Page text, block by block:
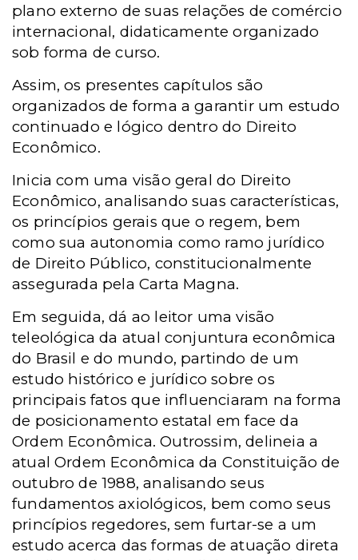
plano externo de suas relações de comércio
internacional, didaticamente organizado
sob forma de curso.
Assim, os presentes capítulos são
organizados de forma a garantir um estudo
continuado e lógico dentro do Direito
Econômico.
Inicia com uma visão geral do Direito
Econômico, analisando suas características,
os princípios gerais que o regem, bem
como sua autonomia como ramo jurídico
de Direito Público, constitucionalmente
assegurada pela Carta Magna.
Em seguida, dá ao leitor uma visão
teleológica da atual conjuntura econômica
do Brasil e do mundo, partindo de um
estudo histórico e jurídico sobre os
principais fatos que influenciaram na forma
de posicionamento estatal em face da
Ordem Econômica. Outrossim, delineia a
atual Ordem Econômica da Constituição de
outubro de 1988, analisando seus
fundamentos axiológicos, bem como seus
princípios regedores, sem furtar-se a um
estudo acerca das formas de atuação direta